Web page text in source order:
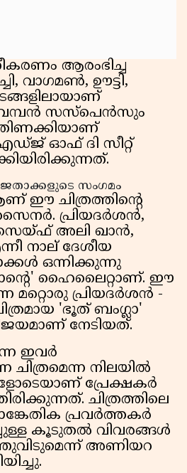
ആരംഭിച്ച
വാഗമൺ, ഊട്ടി,
വമ്പൻ സസ്‌പെൻസും
ഓഫ് ദി സീറ്റ്
സംഗമം
ഈ ചിത്രത്തിന്റെ
പ്രിയദർശൻ,
അലി ഖാൻ,
നാല് ദേശീയ
ഒന്നിക്കുന്നു
ഹൈലൈറ്റാണ്. ഈ
മറ്റൊരു പ്രിയദർശൻ -
'ഭൂത് ബംഗ്ലാ'
നേടിയത്.
ഇവർ
ചിത്രമെന്ന നിലയിൽ
പ്രേക്ഷകർ
ചിത്രത്തിലെ
പ്രവർത്തകർ
കൂടുതൽ വിവരങ്ങൾ
അണിയറ